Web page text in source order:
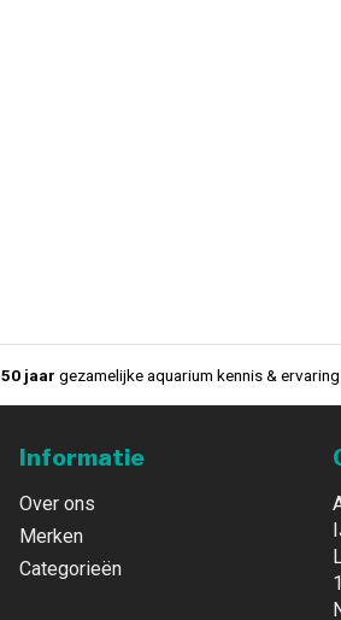
50 jaar gezamelijke aquarium kennis &
Informatie
Over ons
Merken
Categorieën